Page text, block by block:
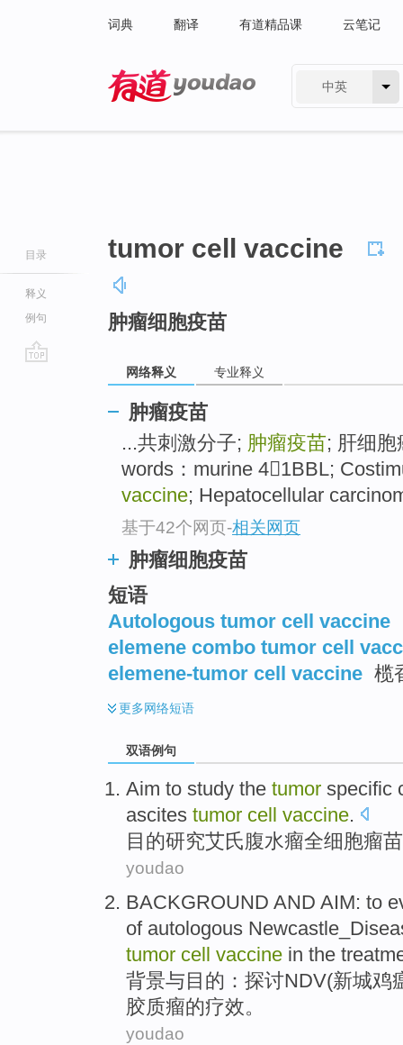
词典 翻译 有道精品课 云笔记
中英
目录
释义
例句
tumor cell vaccine
肿瘤细胞疫苗
网络释义 专业释义
肿瘤疫苗
...共刺激分子; 肿瘤疫苗; 肝细
words：murine 41BBL;
vaccine; Hepatocellular
基于42个网页-相关网页
肿瘤细胞疫苗
短语
Autologous tumor cell vaccine
elemene combo tumor cell
elemene-tumor cell vaccine 榄
更多网络短语
双语例句
Aim to study the tumor specific
ascites tumor cell vaccine.
目的研究艾氏腹水瘤全细胞瘤苗
youdao
BACKGROUND AND AIM: to
ofautologous
tumor cell vaccine in the
背景与 目的 ： 探讨NDV(新城鸡
胶质瘤的疗效。
youdao